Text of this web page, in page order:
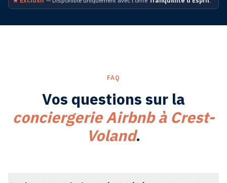
FAQ
Vos questions sur la
conciergerieAirbnbà Crest-
Voland.